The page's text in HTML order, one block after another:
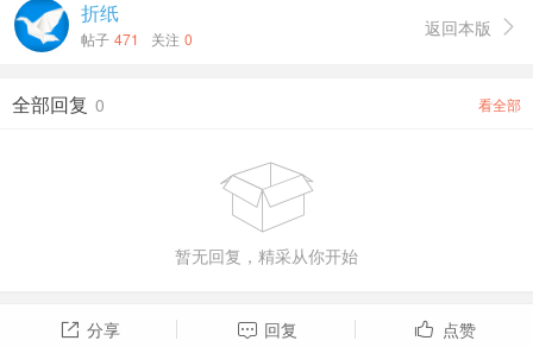
折纸
帖子 471 关注 0 返回本版 
全部回复 0 看全部

暂无回复，精采从你开始
 分享  回复  点赞